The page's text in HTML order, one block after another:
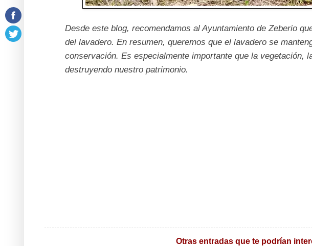
Desde este blog, recomendamos al Ayuntamiento de Zeberio
del lavadero. En resumen, queremos que el lavadero se
conservación. Es especialmente importante que la vegetación,
destruyendo nuestro patrimonio.
Otras entradas que te podrían